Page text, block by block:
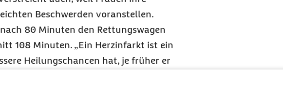
Beschwerden voranstellen.
80 Minuten den Rettungswagen
108 Minuten. „Ein Herzinfarkt ist ein
Heilungschancen hat, je früher er
Rücksichtnahmen oder
warnt Marschall.